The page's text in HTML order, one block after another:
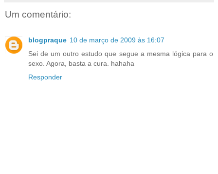
Um comentário:
blogpraque 10 de março de 2009 às 16:07
Sei de um outro estudo que segue a mesma lógica para o
sexo. Agora, basta a cura. hahaha
Responder